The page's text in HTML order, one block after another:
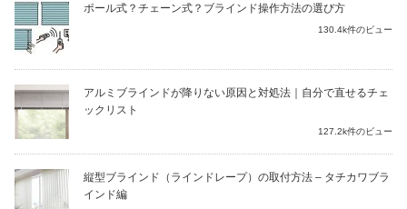
ポール式？チェーン式？ブラインド操作方法の選び方
130.4k件のビュー
アルミブラインドが降りない原因と対処法｜自分で直せるチェ
ックリスト
127.2k件のビュー
縦型ブラインド（ラインドレープ）の取付方法 – タチカワブラ
インド編